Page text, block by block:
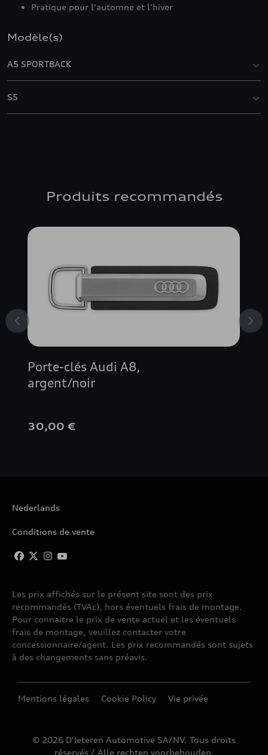
Pratique pour l'automne et l'hiver
Modèle(s)
A5 SPORTBACK
S5
Produits recommandés
Porte-clés Audi A8,
argent/noir
30,00 €
Nederlands
Conditions de vente
Les prix affichés sur le présent site sont des prix
recommandés (TVAc), hors éventuels frais de montage.
Pour connaitre le prix de vente actuel et les éventuels
frais de montage, veuillez contacter votre
concessionnaire/agent. Les prix recommandés sont sujets
à des changements sans préavis.
Mentions légales Cookie Policy Vie privée
© 2026 D'Ieteren Automotive SA/NV. Tous droits
réservés / Alle rechten voorbehouden.